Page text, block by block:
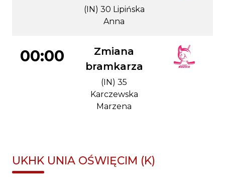
(IN) 30 Lipińska
Anna
00:00
Zmiana
bramkarza
(IN) 35
Karczewska
Marzena
UKHK UNIA OŚWIĘCIM (K)